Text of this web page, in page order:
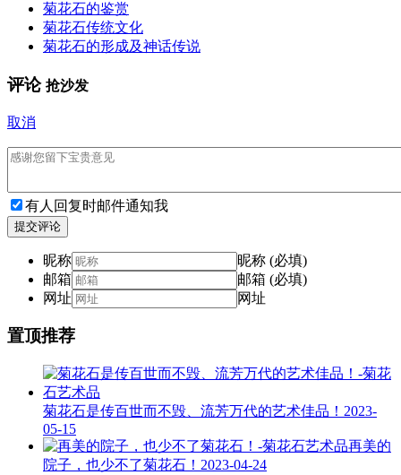
菊花石的鉴赏
菊花石传统文化
菊花石的形成及神话传说
评论 抢沙发
取消
有人回复时邮件通知我
提交评论
昵称
昵称 (必填)
邮箱
邮箱 (必填)
网址
网址
置顶推荐
菊花石是传百世而不毁、流芳万代的艺术佳品！ 2023-
05-15
再美的
院子，也少不了菊花石！ 2023-04-24